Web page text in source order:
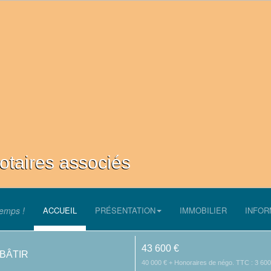
associés
! ACCUEIL PRÉSENTATION IMMOBILIER
43 600 €
40 000 € + Honoraires de négo. TTC : 3